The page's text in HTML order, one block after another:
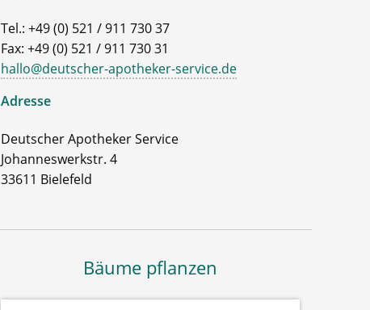
Tel.: +49 (0) 521 / 911 730 37
Fax: +49 (0) 521 / 911 730 31
hallo@deutscher-apotheker-service.de
Adresse
Deutscher Apotheker Service
Johanneswerkstr. 4
33611 Bielefeld
Bäume pflanzen